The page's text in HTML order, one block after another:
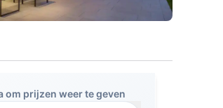
om prijzen weer te geven